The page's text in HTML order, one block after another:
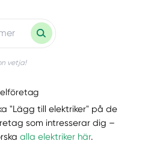
vetja!
elföretag
"Lägg till elektriker" på de
som intresserar dig –
alla elektriker här.